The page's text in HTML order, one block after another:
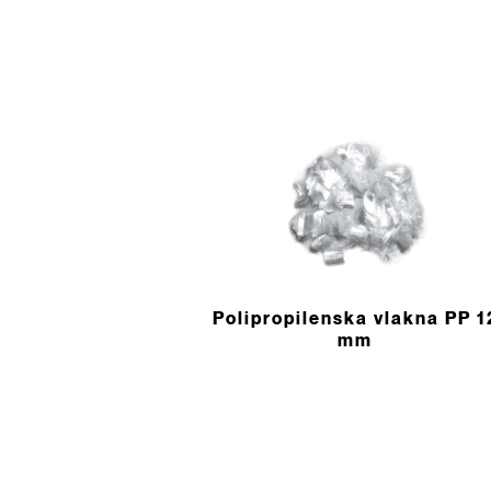
Polipropilenska vlakna PP
mm